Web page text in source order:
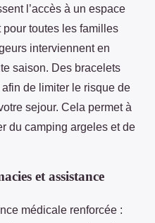
l’accès à un espace
toutes les familles
interviennent en
saison. Des bracelets
de limiter le risque de
sejour. Cela permet à
du camping argeles et de
et assistance
médicale renforcée :